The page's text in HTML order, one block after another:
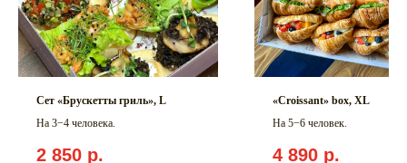
Сет «Брускетты гриль», L
На 3−4 человека.
2 850 р.
«Croissant» box, ХL
На 5−6 человек.
4 890 р.